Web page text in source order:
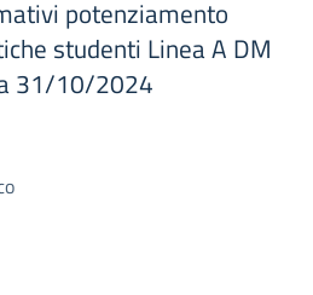
potenziamento
studenti Linea A DM
31/10/2024